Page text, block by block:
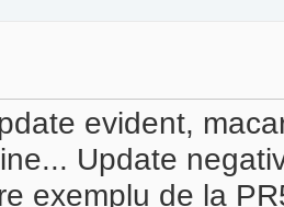
evident,
Update
exemplu de la